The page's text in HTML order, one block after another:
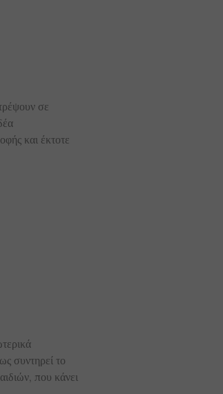
σε
και έκτοτε
συντηρεί το
που κάνει